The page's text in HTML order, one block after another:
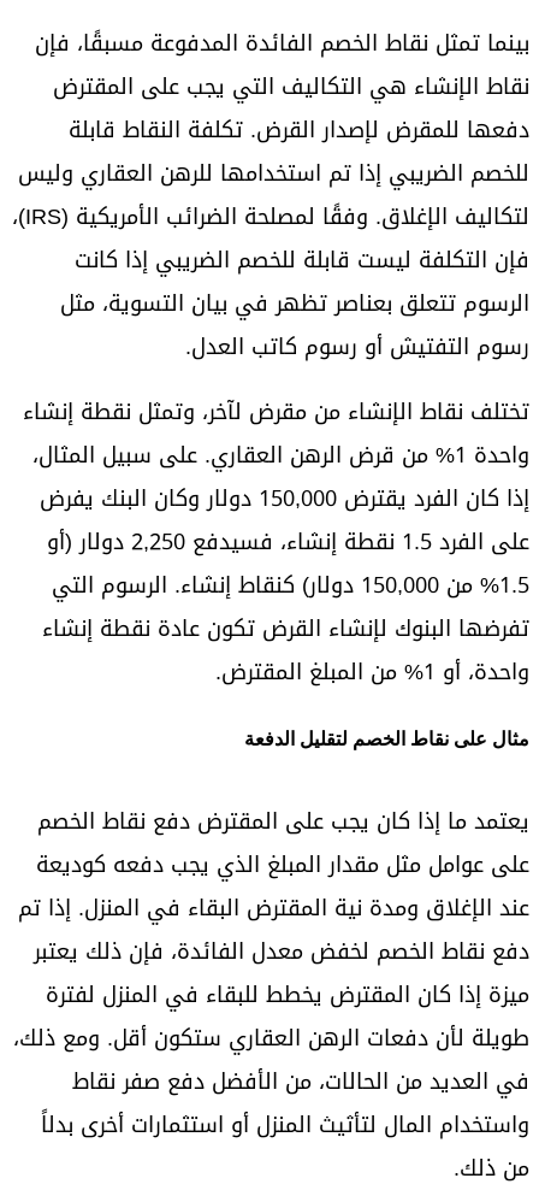
بينما تمثل نقاط الخصم الفائدة المدفوعة مسبقًا، فإن
نقاط الإنشاء هي التكاليف التي يجب على المقترض
دفعها للمقرض لإصدار القرض. تكلفة النقاط قابلة
للخصم الضريبي إذا تم استخدامها للرهن العقاري وليس
لتكاليف الإغلاق. وفقًا لمصلحة الضرائب الأمريكية (IRS)،
فإن التكلفة ليست قابلة للخصم الضريبي إذا كانت
الرسوم تتعلق بعناصر تظهر في بيان التسوية، مثل
رسوم التفتيش أو رسوم كاتب العدل.
تختلف نقاط الإنشاء من مقرض لآخر، وتمثل نقطة إنشاء
واحدة 1% من قرض الرهن العقاري. على سبيل المثال،
إذا كان الفرد يقترض 150,000 دولار وكان البنك يفرض
على الفرد 1.5 نقطة إنشاء، فسيدفع 2,250 دولار (أو
1.5% من 150,000 دولار) كنقاط إنشاء. الرسوم التي
تفرضها البنوك لإنشاء القرض تكون عادة نقطة إنشاء
واحدة، أو 1% من المبلغ المقترض.
مثال على نقاط الخصم لتقليل الدفعة
يعتمد ما إذا كان يجب على المقترض دفع نقاط الخصم
على عوامل مثل مقدار المبلغ الذي يجب دفعه كوديعة
عند الإغلاق ومدة نية المقترض البقاء في المنزل. إذا تم
دفع نقاط الخصم لخفض معدل الفائدة، فإن ذلك يعتبر
ميزة إذا كان المقترض يخطط للبقاء في المنزل لفترة
طويلة لأن دفعات الرهن العقاري ستكون أقل. ومع ذلك،
في العديد من الحالات، من الأفضل دفع صفر نقاط
واستخدام المال لتأثيث المنزل أو استثمارات أخرى بدلاً
من ذلك.